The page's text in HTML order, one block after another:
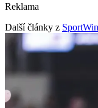
Reklama
Další články z SportWin